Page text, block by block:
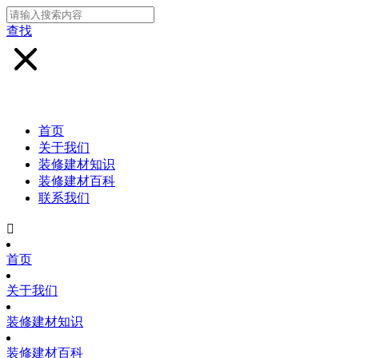
查找
首页
关于我们
装修建材知识
装修建材百科
联系我们

首页
关于我们
装修建材知识
装修建材百科